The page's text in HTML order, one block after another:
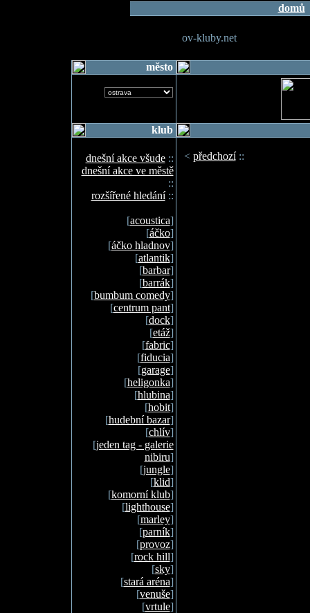
domů
ov-kluby.net
město
klub
dnešní akce všude::
dnešní akce ve městě
::
rozšířené hledání::
[acoustica]
[áčko]
[áčko hladnov]
[atlantik]
[barbar]
[barrák]
[bumbum comedy]
[centrum pant]
[dock]
[etáž]
[fabric]
[fiducia]
[garage]
[heligonka]
[hlubina]
[hobit]
[hudební bazar]
[chlív]
[jeden tag - galerie
nibiru]
[jungle]
[klid]
[komorní klub]
[lighthouse]
[marley]
[parník]
[provoz]
[rock hill]
[sky]
[stará aréna]
[venuše]
[vrtule]
< předchozí::